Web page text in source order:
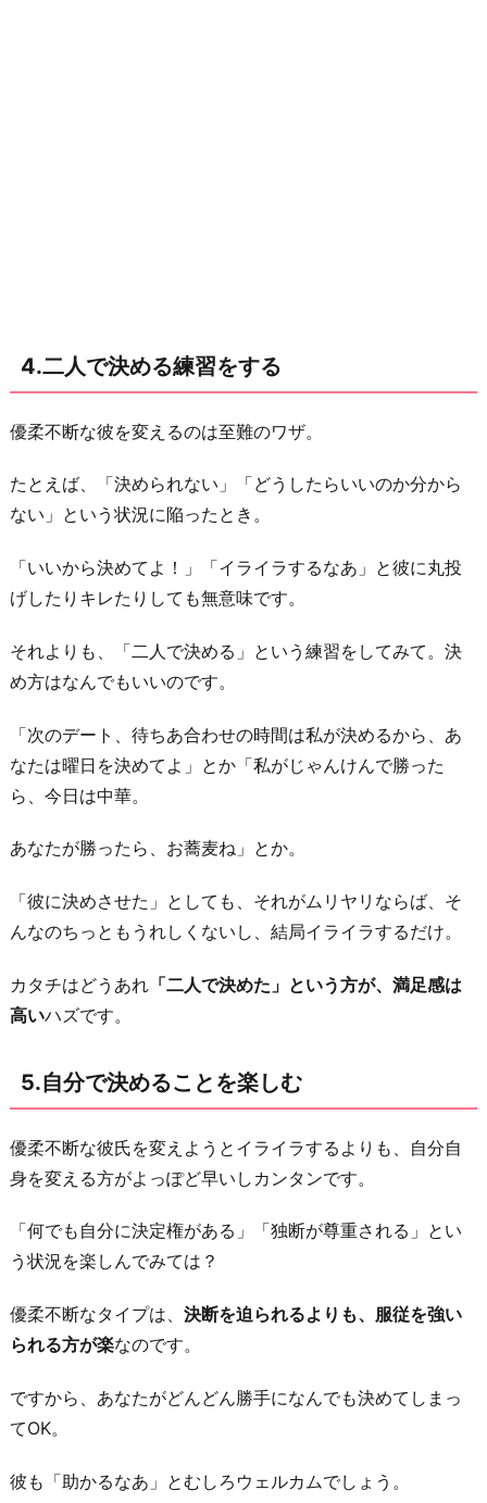
る
わ
り
4.二人で決める練習をする
優柔不断な彼を変えるのは至難のワザ。
たとえば、「決められない」「どうしたらいいのか分から
ない」という状況に陥ったとき。
「いいから決めてよ！」「イライラするなあ」と彼に丸投
げしたりキレたりしても無意味です。
それよりも、「二人で決める」という練習をしてみて。決
め方はなんでもいいのです。
「次のデート、待ちあ合わせの時間は私が決めるから、あ
なたは曜日を決めてよ」とか「私がじゃんけんで勝った
ら、今日は中華。
あなたが勝ったら、お蕎麦ね」とか。
「彼に決めさせた」としても、それがムリヤリならば、そ
んなのちっともうれしくないし、結局イライラするだけ。
カタチはどうあれ 「二人で決めた」という方が、満足感は
高いハズです。
5.自分で決めることを楽しむ
優柔不断な彼氏を変えようとイライラするよりも、自分自
身を変える方がよっぽど早いしカンタンです。
「何でも自分に決定権がある」「独断が尊重される」とい
う状況を楽しんでみては？
優柔不断なタイプは、 決断を迫られるよりも、服従を強い
られる方が楽なのです。
ですから、あなたがどんどん勝手になんでも決めてしまっ
てOK。
彼も「助かるなあ」とむしろウェルカムでしょう。